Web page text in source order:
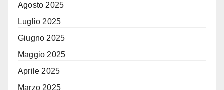
Agosto 2025
Luglio 2025
Giugno 2025
Maggio 2025
Aprile 2025
Marzo 2025